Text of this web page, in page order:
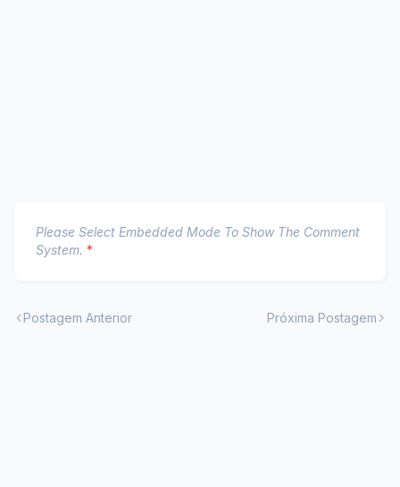
Please Select Embedded Mode To Show The Comment
System. *
Postagem Anterior Próxima Postagem